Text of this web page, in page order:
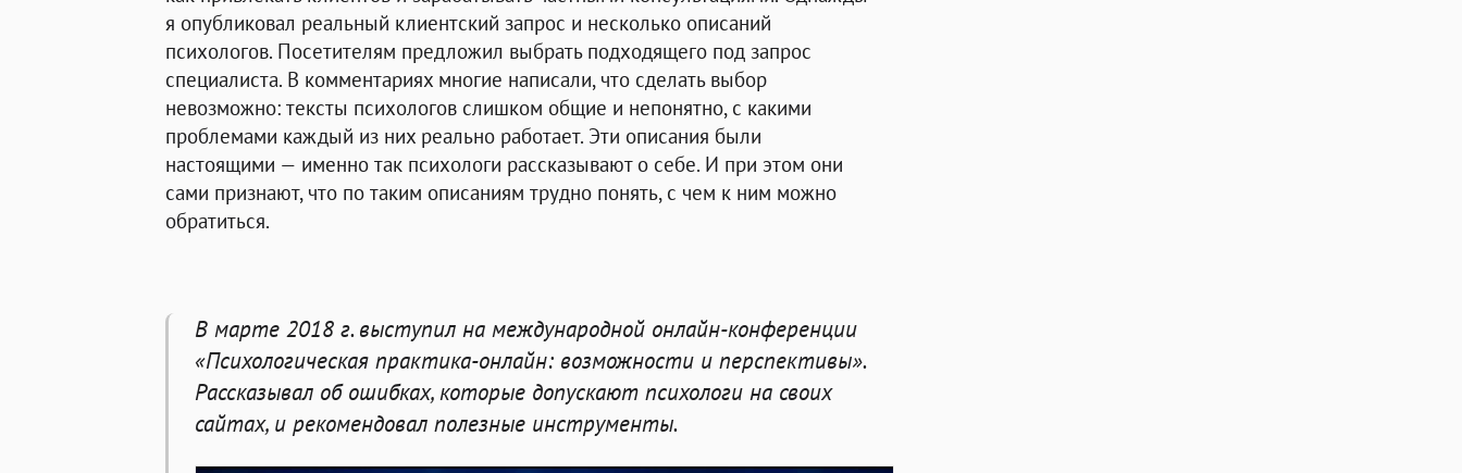
я опубликовал реальный клиентский запрос и несколько описаний
психологов. Посетителям предложил выбрать подходящего под запрос
специалиста. В комментариях многие написали, что сделать выбор
невозможно: тексты психологов слишком общие и непонятно, с какими
проблемами каждый из них реально работает. Эти описания были
настоящими — именно так психологи рассказывают о себе. И при этом они
сами признают, что по таким описаниям трудно понять, с чем к ним можно
обратиться.
В марте 2018 г. выступил на международной онлайн-конференции
«Психологическая практика-онлайн: возможности и перспективы».
Рассказывал об ошибках, которые допускают психологи на своих
сайтах, и рекомендовал полезные инструменты.